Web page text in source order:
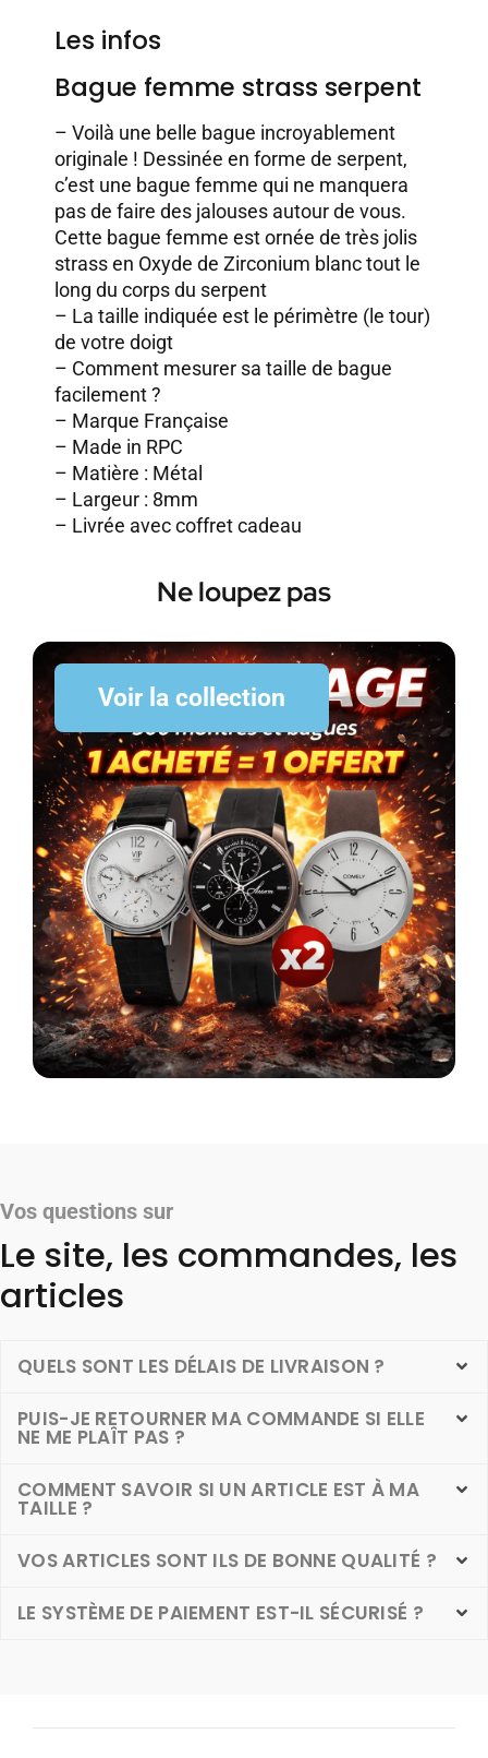
Les infos
Bague femme strass serpent
– Voilà une belle bague incroyablement
originale ! Dessinée en forme de serpent,
c’est une bague femme qui ne manquera
pas de faire des jalouses autour de vous.
Cette bague femme est ornée de très jolis
strass en Oxyde de Zirconium blanc tout le
long du corps du serpent
– La taille indiquée est le périmètre (le tour)
de votre doigt
– Comment mesurer sa taille de bague
facilement ?
– Marque Française
– Made in RPC
– Matière : Métal
– Largeur : 8mm
– Livrée avec coffret cadeau
Ne loupez pas
Voir la collection
Vos questions sur
Le site, les commandes, les
articles
QUELS SONT LES DÉLAIS DE LIVRAISON ?
PUIS-JE RETOURNER MA COMMANDE SI ELLE
NE ME PLAÎT PAS ?
COMMENT SAVOIR SI UN ARTICLE EST À MA
TAILLE ?
VOS ARTICLES SONT ILS DE BONNE QUALITÉ ?
LE SYSTÈME DE PAIEMENT EST-IL SÉCURISÉ ?